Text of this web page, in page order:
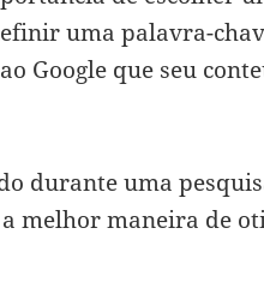
uma palavra-
Google que seu
durante uma
melhor maneira de